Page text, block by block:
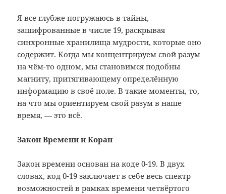
Я все глубже погружаюсь в тайны,
зашифрованные в числе 19, раскрывая
синхронные хранилища мудрости, которые оно
содержит. Когда мы концентрируем свой разум
на чём-то одном, мы становимся подобны
магниту, притягивающему определённую
информацию в своё поле. В такие моменты, то,
на что мы ориентируем свой разум в наше
время, — это всё.
Закон Времени и Коран
Закон времени основан на коде 0-19. В двух
словах, код 0-19 заключает в себе весь спектр
возможностей в рамках времени четвёртого